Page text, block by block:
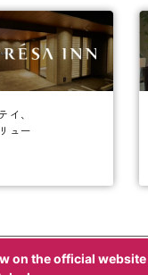
イ、
ュー
on the official website